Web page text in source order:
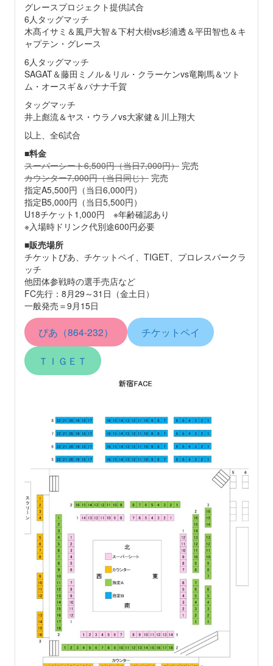
グレースプロジェクト提供試合
6人タッグマッチ
木髙イサミ＆風戸大智＆下村大樹vs杉浦透＆平田智也＆キ
ャプテン・グレース
6人タッグマッチ
SAGAT＆藤田ミノル＆リル・クラーケンvs竜剛馬＆ツト
ム・オースギ＆バナナ千賀
タッグマッチ
井上彪流＆ヤス・ウラノvs大家健＆川上翔大
以上、全6試合
■料金
スーパーシート6,500円（当日7,000円）完売
カウンター7,000円（当日同じ）完売
指定A5,500円（当日6,000円）
指定B5,000円（当日5,500円）
U18チケット1,000円 ※年齢確認あり
※入場時ドリンク代別途600円必要
■販売場所
チケットぴあ、チケットペイ、TIGET、プロレスバークラ
ッチ
他団体参戦時の選手売店など
FC先行：8月29～31日（金土日）
一般発売＝9月15日
ぴあ（864-232） チケットペイ
ＴＩＧＥＴ